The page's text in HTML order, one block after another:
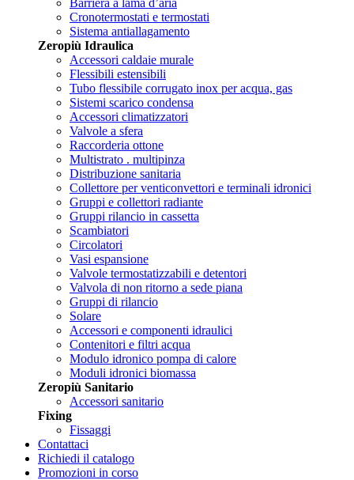
Barriera a lama d’aria
Cronotermostati e termostati
Sistema antiallagamento
Zeropiù Idraulica
Accessori caldaie murale
Flessibili estensibili
Tubo flessibile corrugato inox per acqua, gas
Sistemi scarico condensa
Accessori climatizzatori
Valvole a sfera
Raccorderia ottone
Multistrato . multipinza
Distribuzione sanitaria
Collettore per venticonvettori e terminali idronici
Gruppi e collettori radiante
Gruppi rilancio in cassetta
Scambiatori
Circolatori
Vasi espansione
Valvole termostatizzabili e detentori
Valvola di non ritorno a sede piana
Gruppi di rilancio
Solare
Accessori e componenti idraulici
Contenitori e filtri acqua
Modulo idronico pompa di calore
Moduli idronici biomassa
Zeropiù Sanitario
Accessori sanitario
Fixing
Fissaggi
Contattaci
Richiedi il catalogo
Promozioni in corso